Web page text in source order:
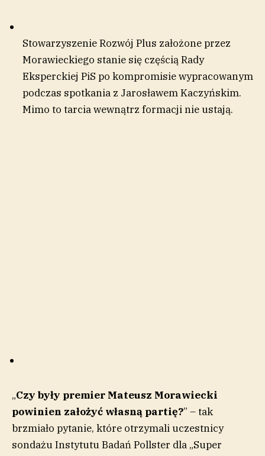
Stowarzyszenie Rozwój Plus założone przez
Morawieckiego stanie się częścią Rady
Eksperckiej PiS po kompromisie wypracowanym
podczas spotkania z Jarosławem Kaczyńskim.
Mimo to tarcia wewnątrz formacji nie ustają.
„Czy były premier Mateusz Morawiecki
powinien założyć własną partię?” – tak
brzmiało pytanie, które otrzymali uczestnicy
sondażu Instytutu Badań Pollster dla „Super